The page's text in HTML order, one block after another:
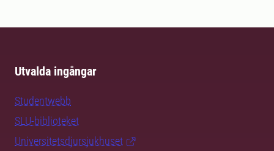
Utvalda ingångar
Studentwebb
SLU-biblioteket
Universitetsdjursjukhuset